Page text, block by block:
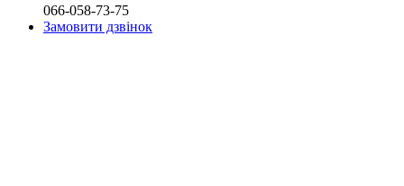
066-058-73-75
Замовити дзвінок